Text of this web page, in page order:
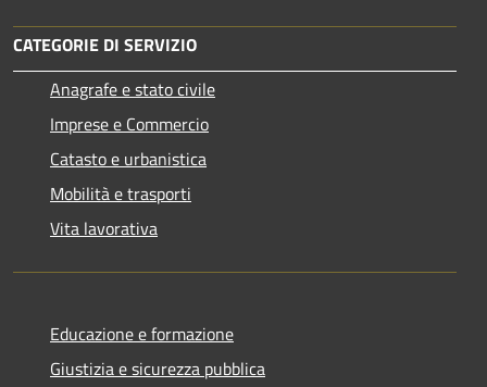
CATEGORIE DI SERVIZIO
Anagrafe e stato civile
Imprese e Commercio
Catasto e urbanistica
Mobilità e trasporti
Vita lavorativa
Educazione e formazione
Giustizia e sicurezza pubblica